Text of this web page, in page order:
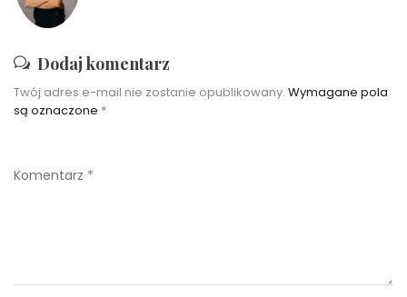
Dodaj komentarz
Twój adres e-mail nie zostanie opublikowany. Wymagane pola
są oznaczone *
Komentarz *